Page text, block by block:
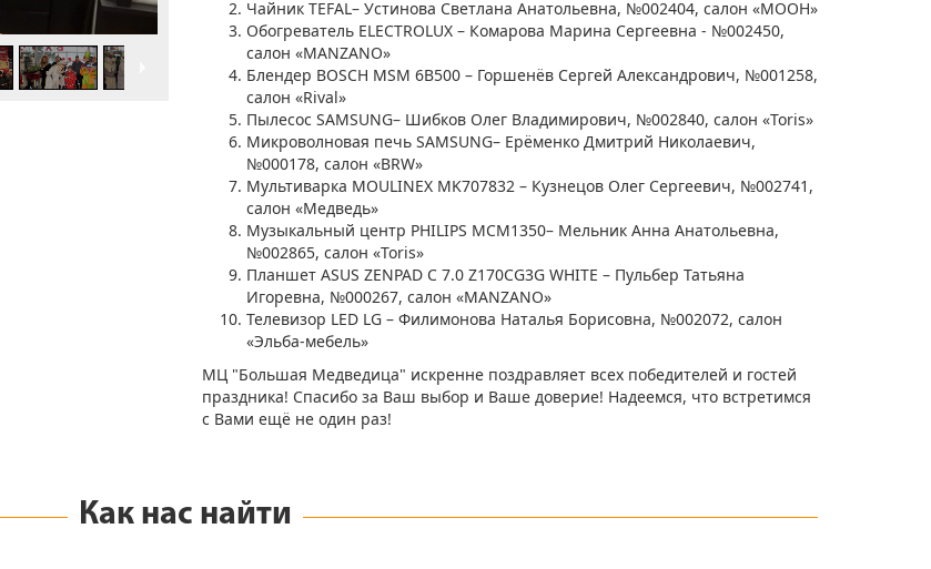
Чайник TEFAL– Устинова Светлана Анатольевна, №002404, салон «МООН»
Обогреватель ELECTROLUX – Комарова Марина Сергеевна - №002450,
салон «MANZANO»
Блендер BOSCH MSM 6B500 – Горшенёв Сергей Александрович, №001258,
салон «Rival»
Пылесос SAMSUNG– Шибков Олег Владимирович, №002840, салон «Toris»
Микроволновая печь SAMSUNG– Ерёменко Дмитрий Николаевич,
№000178, салон «BRW»
Мультиварка MOULINEX MK707832 – Кузнецов Олег Сергеевич, №002741,
салон «Медведь»
Музыкальный центр PHILIPS MCM1350– Мельник Анна Анатольевна,
№002865, салон «Toris»
Планшет ASUS ZENPAD C 7.0 Z170CG3G WHITE – Пульбер Татьяна
Игоревна, №000267, салон «MANZANO»
Телевизор LED LG – Филимонова Наталья Борисовна, №002072, салон
«Эльба-мебель»
МЦ "Большая Медведица" искренне поздравляет всех победителей и гостей
праздника! Спасибо за Ваш выбор и Ваше доверие! Надеемся, что встретимся
с Вами ещё не один раз!
Как нас найти